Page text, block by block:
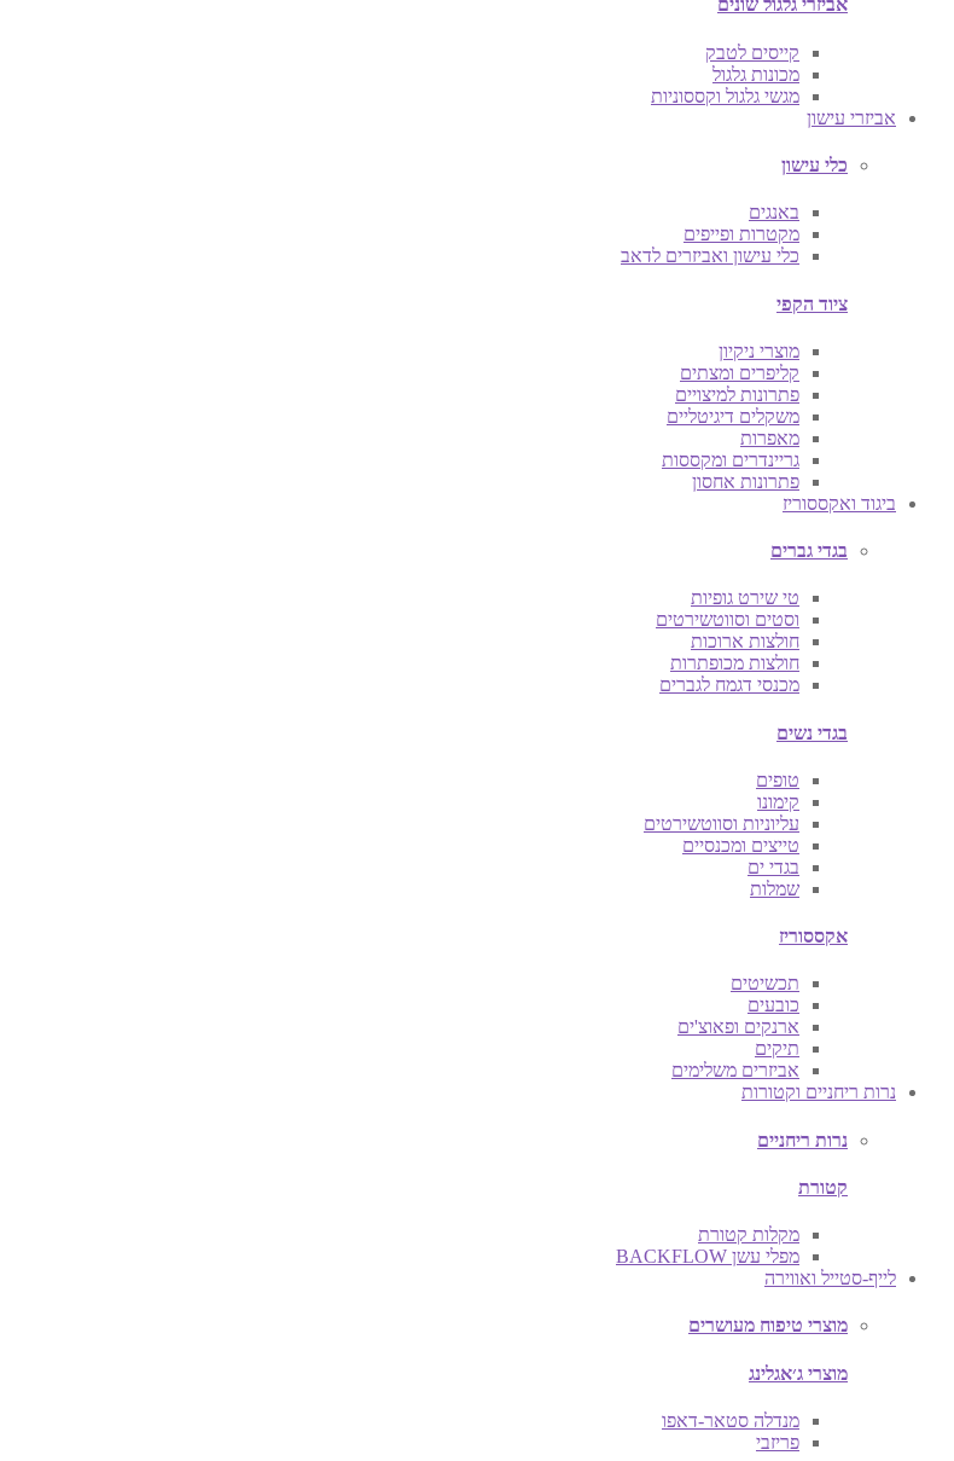
אביזרי גלגול שונים
קייסים לטבק
מכונות גלגול
מגשי גלגול וקססוניות
אביזרי עישון
כלי עישון
באנגים
מקטרות ופייפים
כלי עישון ואביזרים לדאב
ציוד הקפי
מוצרי ניקיון
קליפרים ומצתים
פתרונות למיצויים
משקלים דיגיטליים
מאפרות
גריינדרים ומקססות
פתרונות אחסון
ביגוד ואקססוריז
בגדי גברים
טי שירט גופיות
וסטים וסווטשירטים
חולצות ארוכות
חולצות מכופתרות
מכנסי דגמח לגברים
בגדי נשים
טופים
קימונו
עליוניות וסווטשירטים
טייצים ומכנסיים
בגדי ים
שמלות
אקססוריז
תכשיטים
כובעים
ארנקים ופאוצ'ים
תיקים
אביזרים משלימים
נרות ריחניים וקטורות
נרות ריחניים
קטורת
מקלות קטורת
מפלי עשן BACKFLOW
לייף-סטייל ואווירה
מוצרי טיפוח מעושרים
מוצרי ג׳אגלינג
מנדלה סטאר-דאפו
פריזבי